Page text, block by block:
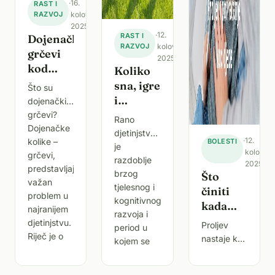
RAST I
RAZVOJ
·16.
kolovoza
2025.
Dojenački
grčevi
kod
beba –
kako ih
prepoznati
i
ublažiti
bolove?
Što su
dojenački
grčevi?
Dojenačke
kolike –
grčevi,
predstavljaju
važan
problem u
najranijem
djetinjstvu.
Riječ je o
napadima
RAST I
RAZVOJ
·12.
kolovoza
2025.
Koliko
sna, igre
i
vremena
bez
ekrana
treba
dijete
do 5
godina
Rano
djetinjstvo
je
razdoblje
brzog
tjelesnog i
kognitivnog
razvoja i
period u
kojem se
djetetove
BOLESTI ·12.
2025.
Što
činiti
kada
dijete
ima
ili u
Proljev
nastaje kao
podražaja